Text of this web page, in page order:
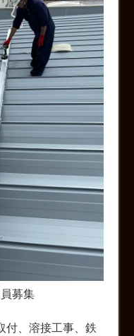
募集
付、溶接工事、鉄